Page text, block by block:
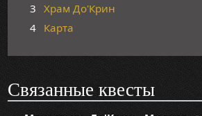
3 Храм До'Крин
4
Карта
Связанные квесты